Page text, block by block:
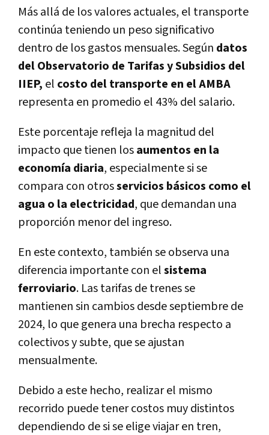
Más allá de los valores actuales, el transporte
continúa teniendo un peso significativo
dentro de los gastos mensuales. Según datos
del Observatorio de Tarifas y Subsidios del
IIEP, el costo del transporte en el AMBA
representa en promedio el 43% del salario.
Este porcentaje refleja la magnitud del
impacto que tienen losaumentos en la
economía diaria, especialmente si se
compara con otrosservicios básicos como el
agua o la electricidad, que demandan una
proporción menor del ingreso.
En este contexto, también se observa una
diferencia importante con elsistema
ferroviario. Las tarifas de trenes se
mantienen sin cambios desde septiembre de
2024, lo que genera una brecha respecto a
colectivos y subte, que se ajustan
mensualmente.
Debido a este hecho, realizar el mismo
recorrido puede tener costos muy distintos
dependiendo de si se elige viajar en tren,